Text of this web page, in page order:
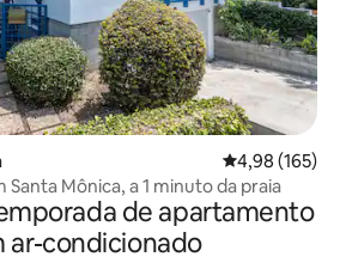
4,98 de uma
4,98 (165)
Santa Mônica, a 1 minuto da praia
de apartamento
ar-condicionado